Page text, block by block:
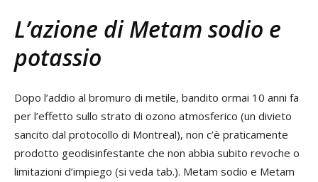
L’azione di Metam sodio e
potassio
Dopo l’addio al bromuro di metile, bandito ormai 10 anni fa
per l’effetto sullo strato di ozono atmosferico (un divieto
sancito dal protocollo di Montreal), non c’è praticamente
prodotto geodisinfestante che non abbia subito revoche o
limitazioni d’impiego (si veda tab.). Metam sodio e Metam